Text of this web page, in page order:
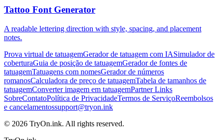
Tattoo Font Generator
A readable lettering direction with style, spacing, and placement
notes.
Prova virtual de tatuagemGerador de tatuagem com IASimulador de
coberturaGuia de posição de tatuagemGerador de fontes de
tatuagemTatuagens com nomesGerador de números
romanosCalculadora de preço de tatuagemTabela de tamanhos de
tatuagemConverter imagem em tatuagemPartner Links
SobreContatoPolítica de PrivacidadeTermos de ServiçoReembolsos
e cancelamentossupport@tryon.ink
© 2026 TryOn.ink. All rights reserved.